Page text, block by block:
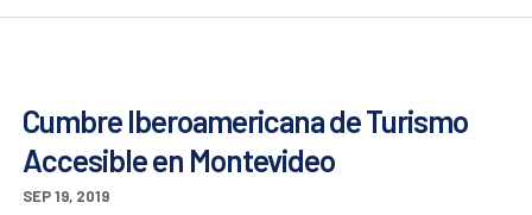
Cumbre Iberoamericana de Turismo
Accesible en Montevideo
SEP 19, 2019